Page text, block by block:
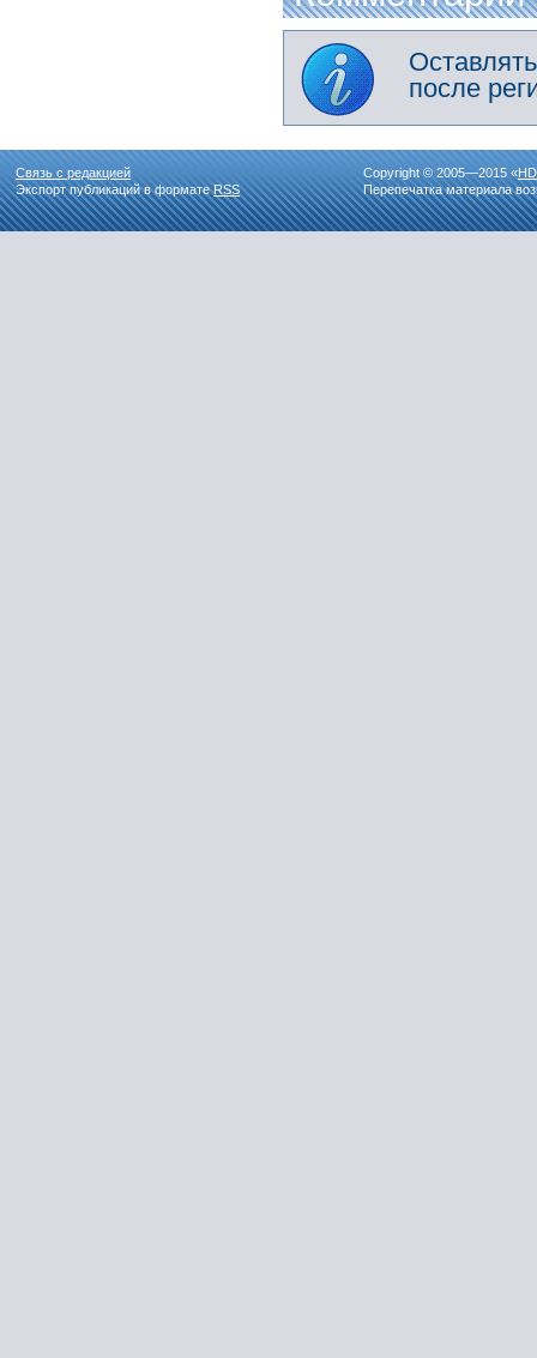
после
Связь с редакцией
Экспорт публикаций в форматеRSS
Copyright © 2005—2015 «
Перепечатка материала